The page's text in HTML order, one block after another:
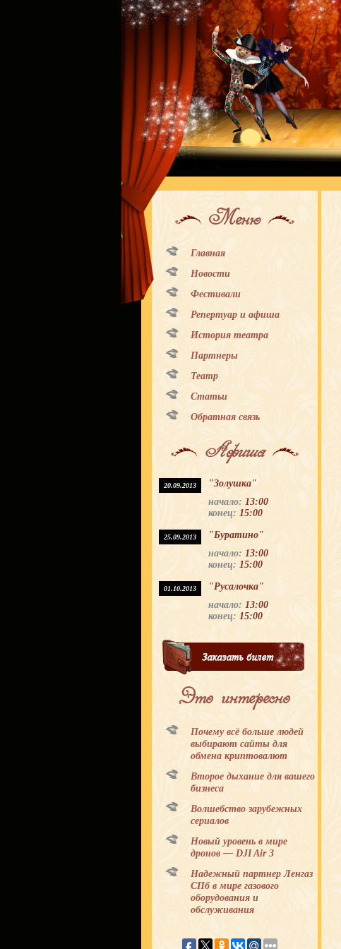
Меню
Главная
Новости
Фестивали
Репертуар и афиша
История театра
Партнеры
Театр
Статьи
Обратная связь
Афиша
20.09.2013
"Золушка"
начало: 13:00
конец: 15:00
25.09.2013
"Буратино"
начало: 13:00
конец: 15:00
01.10.2013
"Русалочка"
начало: 13:00
конец: 15:00
Это интересно
Почему всё больше людей
выбирают сайты для
обмена криптовалют
Второе дыхание для вашего
бизнеса
Волшебство зарубежных
сериалов
Новый уровень в мире
дронов — DJI Air 3
Надежный партнер Ленгаз
СПб в мире газового
оборудования и
обслуживания